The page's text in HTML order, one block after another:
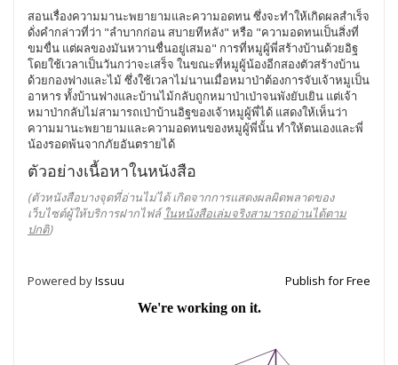
สอนเรื่องความมานะพยายามและความอดทน ซึ่งจะทำให้เกิดผลสำเร็จ
ดั่งคำกล่าวที่ว่า "ลำบากก่อน สบายทีหลัง" หรือ "ความอดทนเป็นสิ่งที่
ขมขื่น แต่ผลของมันหวานชื่นอยู่เสมอ" การที่หมูผู้พี่สร้างบ้านด้วยอิฐ
โดยใช้เวลาเป็นวันกว่าจะเสร็จ ในขณะที่หมูผู้น้องอีกสองตัวสร้างบ้าน
ด้วยกองฟางและไม้ ซึ่งใช้เวลาไม่นานเมื่อหมาป่าต้องการจับเจ้าหมูเป็น
อาหาร ทั้งบ้านฟางและบ้านไม้กลับถูกหมาป่าเป่าจนพังยับเยิน แต่เจ้า
หมาป่ากลับไม่สามารถเป่าบ้านอิฐของเจ้าหมูผู้พี่ได้ แสดงให้เห็นว่า
ความมานะพยายามและความอดทนของหมูผู้พี่นั้น ทำให้ตนเองและพี่
น้องรอดพ้นจากภัยอันตรายได้
ตัวอย่างเนื้อหาในหนังสือ
(ตัวหนังสือบางจุดที่อ่านไม่ได้ เกิดจากการแสดงผลผิดพลาดของ
เว็บไซต์ผู้ให้บริการฝากไฟล์ ในหนังสือเล่มจริงสามารถอ่านได้ตาม
ปกติ)
Powered byIssuu Publish for Free